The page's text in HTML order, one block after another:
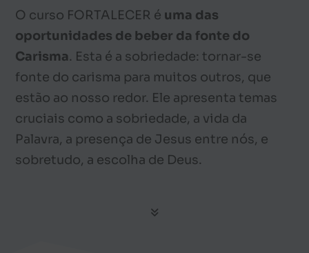
O curso FORTALECER é uma das
oportunidades de beber da fonte do
Carisma. Esta é a sobriedade: tornar-se
fonte do carisma para muitos outros, que
estão ao nosso redor. Ele apresenta temas
cruciais como a sobriedade, a vida da
Palavra, a presença de Jesus entre nós, e
sobretudo, a escolha de Deus.